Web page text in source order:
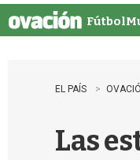
u
Fútbol
EL PAÍS
Las